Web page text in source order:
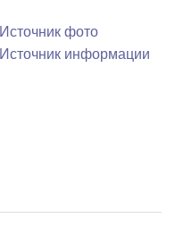
Источник фото
Источник информации